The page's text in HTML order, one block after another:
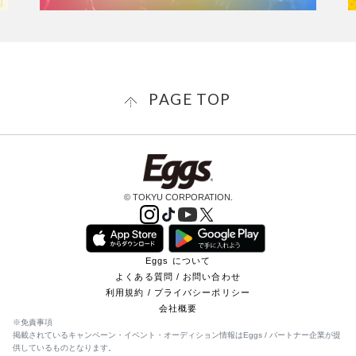
PAGE TOP
© TOKYU CORPORATION.
Eggs について
よくある質問 / お問い合わせ
利用規約 / プライバシーポリシー
会社概要
※免責事項
掲載されているキャンペーン・イベント・オーディション情報はEggs / パートナー企業が提
供しているものとなります。